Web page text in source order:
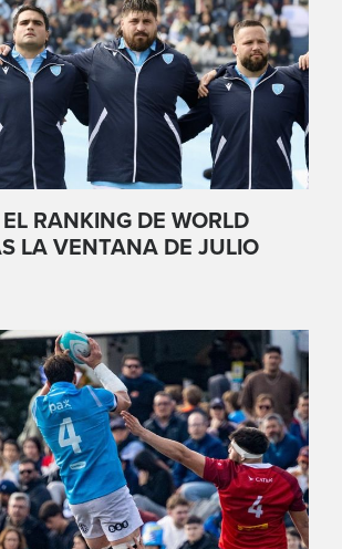
RANKING DE WORLD
LA VENTANA DE JULIO